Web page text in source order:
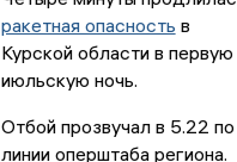
ракетная опасность в
Курской области в первую
июльскую ночь.
Отбой прозвучал в 5.22 по
линии оперштаба региона.